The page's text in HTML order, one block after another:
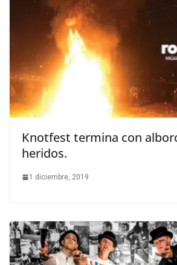
Knotfest termina con
heridos.
1 diciembre, 2019